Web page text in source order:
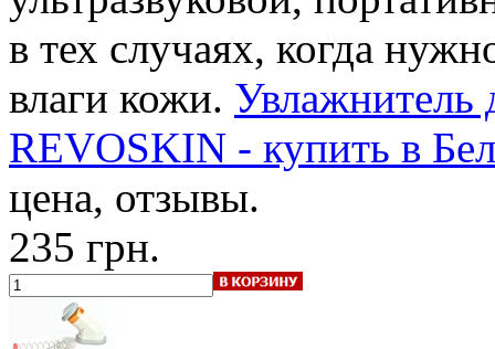
в тех случаях, когда
влаги кожи. Увлажнитель
REVOSKIN - купить в
цена, отзывы.
235 грн.